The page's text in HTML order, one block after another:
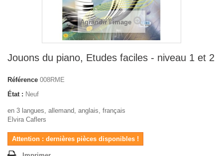
Agrandir l'image
Jouons du piano, Etudes faciles - niveau 1 et 2
Référence 008RME
État : Neuf
en 3 langues, allemand, anglais, français
Elvira Caflers
Attention : dernières pièces disponibles !